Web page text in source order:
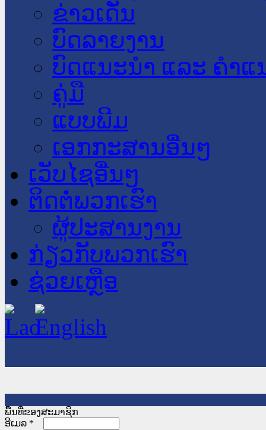
ຂ່າວເດັ່ນ
ບົດລາຍງານ
ບົດແນະນໍາ ແລະ ຄໍາແ
ຄູ່ມື
ແບບພີມ
ເອກກະສານອື່ນໆ
ເວັບໄຊອື່ນໆ
ຕິດຕໍ່ພວກເຮົາ
ຜູ້ປະສານງານ
ກ່ຽວກັບພວກເຮົາ
ຊ່ວຍເຫຼືອ
ພື້ນທີ່ຂອງສະມາຊິກ
ອີເມລ *